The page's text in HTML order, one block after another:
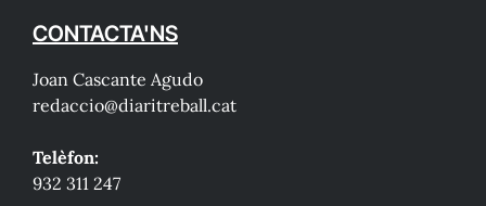
CONTACTA'NS
Joan Cascante Agudo
redaccio@diaritreball.cat
Telèfon:
932 311 247